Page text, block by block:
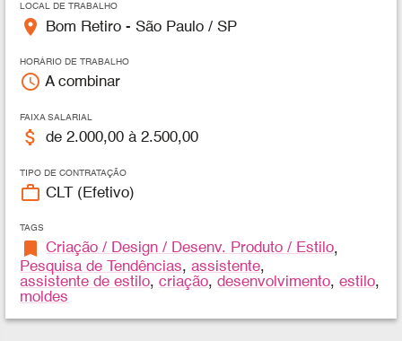
LOCAL DE TRABALHO
place Bom Retiro - São Paulo / SP
HORÁRIO DE TRABALHO
access_time A combinar
FAIXA SALARIAL
attach_money de 2.000,00 à 2.500,00
TIPO DE CONTRATAÇÃO
work_outline CLT (Efetivo)
TAGS
bookmark Criação / Design / Desenv. Produto / Estilo,
Pesquisa de Tendências,assistente,
assistente de estilo,criação,desenvolvimento,estilo,
moldes